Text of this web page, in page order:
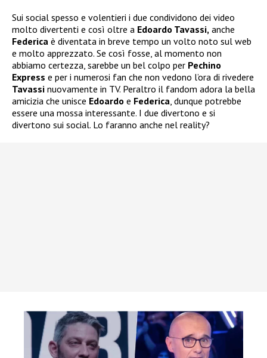
Sui social spesso e volentieri i due condividono dei video
molto divertenti e così oltre a Edoardo Tavassi, anche
Federica è diventata in breve tempo un volto noto sul web
e molto apprezzato. Se così fosse, al momento non
abbiamo certezza, sarebbe un bel colpo per Pechino
Express e per i numerosi fan che non vedono l’ora di rivedere
Tavassi nuovamente in TV. Peraltro il fandom adora la bella
amicizia che unisce Edoardo e Federica , dunque potrebbe
essere una mossa interessante. I due divertono e si
divertono sui social. Lo faranno anche nel reality?